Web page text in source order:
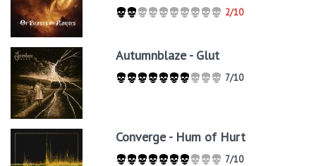
2/10
Autumnblaze - Glut
7/10
Converge - Hum of Hurt
7/10